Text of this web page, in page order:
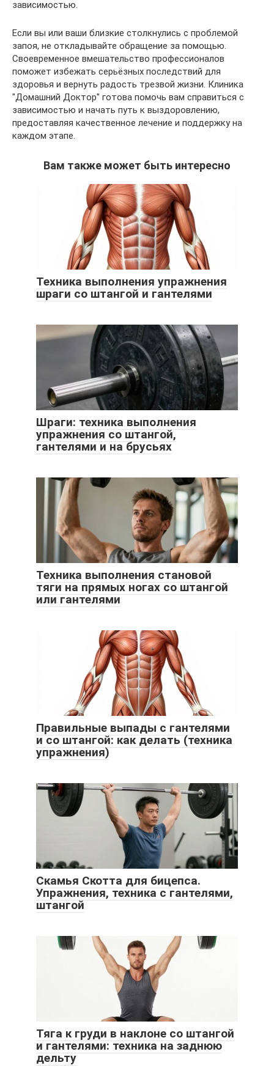
зависимостью.
Если вы или ваши близкие столкнулись с проблемой
запоя, не откладывайте обращение за помощью.
Своевременное вмешательство профессионалов
поможет избежать серьёзных последствий для
здоровья и вернуть радость трезвой жизни. Клиника
"Домашний Доктор" готова помочь вам справиться с
зависимостью и начать путь к выздоровлению,
предоставляя качественное лечение и поддержку на
каждом этапе.
Вам также может быть интересно
Техника выполнения упражнения
шраги со штангой и гантелями
Шраги: техника выполнения
упражнения со штангой,
гантелями и на брусьях
Техника выполнения становой
тяги на прямых ногах со штангой
или гантелями
Правильные выпады с гантелями
и со штангой: как делать (техника
упражнения)
Скамья Скотта для бицепса.
Упражнения, техника с гантелями,
штангой
Тяга к груди в наклоне со штангой
и гантелями: техника на заднюю
дельту